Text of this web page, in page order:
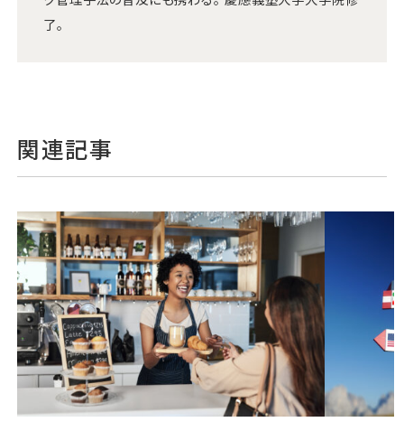
了。
関連記事